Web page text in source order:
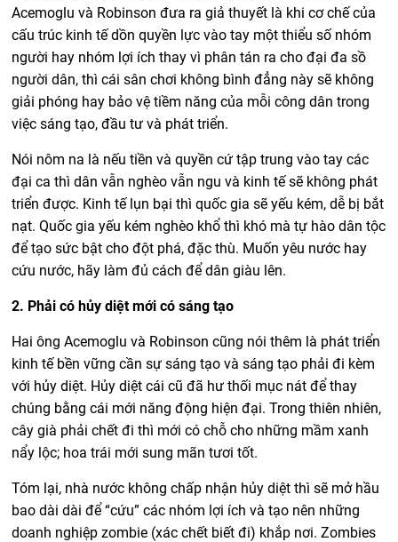
Acemoglu và Robinson đưa ra giả thuyết là khi cơ chế của
cấu trúc kinh tế dồn quyền lực vào tay một thiểu số nhóm
người hay nhóm lợi ích thay vì phân tán ra cho đại đa sồ
người dân, thì cái sân chơi không bình đẳng này sẽ không
giải phóng hay bảo vệ tiềm năng của mỗi công dân trong
việc sáng tạo, đầu tư và phát triển.
Nói nôm na là nếu tiền và quyền cứ tập trung vào tay các
đại ca thì dân vẫn nghèo vẫn ngu và kinh tế sẽ không phát
triển được. Kinh tế lụn bại thì quốc gia sẽ yếu kém, dễ bị bắt
nạt. Quốc gia yếu kém nghèo khổ thì khó mà tự hào dân tộc
để tạo sức bật cho đột phá, đặc thù. Muốn yêu nước hay
cứu nước, hãy làm đủ cách để dân giàu lên.
2. Phải có hủy diệt mới có sáng tạo
Hai ông Acemoglu và Robinson cũng nói thêm là phát triển
kinh tế bền vững cần sự sáng tạo và sáng tạo phải đi kèm
với hủy diệt. Hủy diệt cái cũ đã hư thối mục nát để thay
chúng bằng cái mới năng động hiện đại. Trong thiên nhiên,
cây già phải chết đi thì mới có chỗ cho những mầm xanh
nẩy lộc; hoa trái mới sung mãn tươi tốt.
Tóm lại, nhà nước không chấp nhận hủy diệt thì sẽ mở hầu
bao dài dài để “cứu” các nhóm lợi ích và tạo nên những
doanh nghiệp zombie (xác chết biết đi) khắp nơi. Zombies